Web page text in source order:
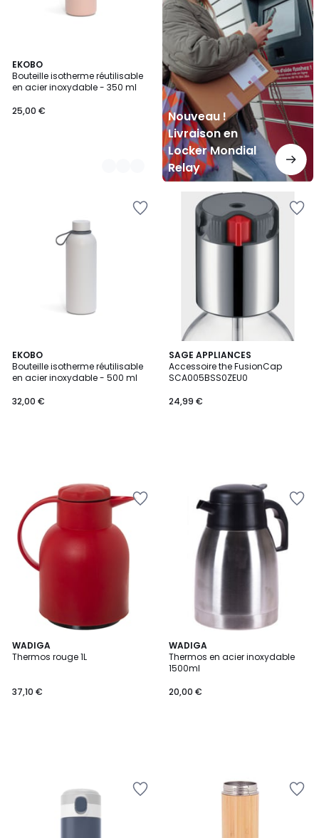
EKOBO
Bouteille isotherme réutilisable
en acier inoxydable - 350 ml
25,00 €
4
Couleurs
Nouveau !
Livraison en
Locker Mondial
Relay
EKOBO
Bouteille isotherme réutilisable
en acier inoxydable - 500 ml
32,00 €
SAGE APPLIANCES
Accessoire the FusionCap
SCA005BSS0ZEU0
24,99 €
WADIGA
Thermos rouge 1L
37,10 €
WADIGA
Thermos en acier inoxydable
1500ml
20,00 €